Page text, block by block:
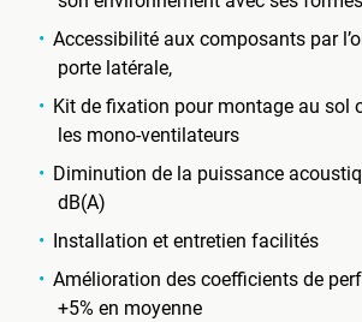
Accessibilité aux composants par
porte latérale,
Kit de fixation pour montage au sol
les mono-ventilateurs
Diminution de la puissance
dB(A)
Installation et entretien facilités
Amélioration des coefficients de
+5% en moyenne